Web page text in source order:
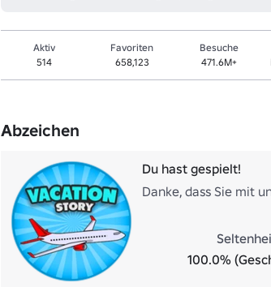
Aktiv
514
Favoriten
658,123
Besuche
471.6M+
Abzeichen
Du hast gespielt!
Danke, dass Sie mit
100.0%